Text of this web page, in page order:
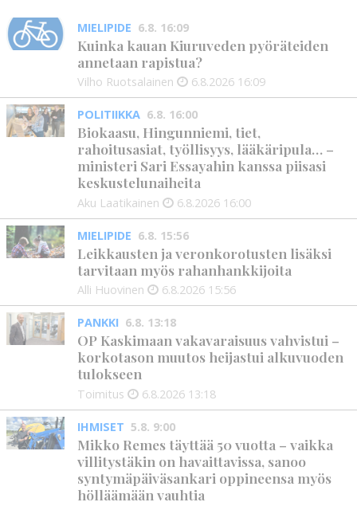
MIELIPIDE 6.8. 16:09
Kuinka kauan Kiuruveden pyöräteiden
annetaan rapistua?
Vilho Ruotsalainen 6.8.2026 16:09
POLITIIKKA 6.8. 16:00
Biokaasu, Hingunniemi, tiet,
rahoitusasiat, työllisyys, lääkäripula… –
ministeri Sari Essayahin kanssa piisasi
keskustelunaiheita
Aku Laatikainen 6.8.2026 16:00
MIELIPIDE 6.8. 15:56
Leikkausten ja veronkorotusten lisäksi
tarvitaan myös rahanhankkijoita
Alli Huovinen 6.8.2026 15:56
PANKKI 6.8. 13:18
OP Kaskimaan vakavaraisuus vahvistui –
korkotason muutos heijastui alkuvuoden
tulokseen
Toimitus 6.8.2026 13:18
IHMISET 5.8. 9:00
Mikko Remes täyttää 50 vuotta – vaikka
villitystäkin on havaittavissa, sanoo
syntymäpäiväsankari oppineensa myös
hölläämään vauhtia